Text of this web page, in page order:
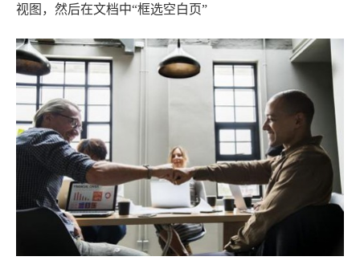
视图，然后在文档中“框选空白页”